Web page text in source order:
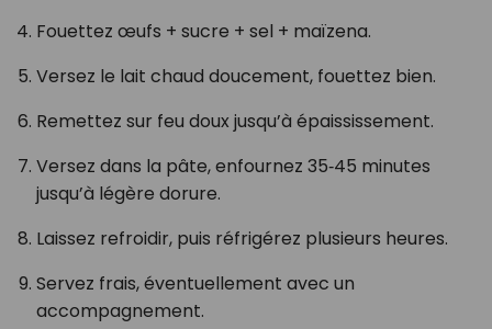
Fouettez œufs + sucre + sel + maïzena.
Versez le lait chaud doucement, fouettez bien.
Remettez sur feu doux jusqu’à épaississement.
Versez dans la pâte, enfournez 35‑45 minutes
jusqu’à légère dorure.
Laissez refroidir, puis réfrigérez plusieurs heures.
Servez frais, éventuellement avec un
accompagnement.